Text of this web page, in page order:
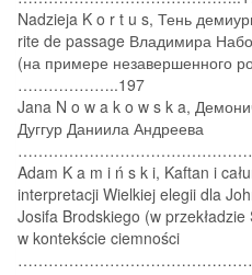
Nadzieja K o r t u s, Тень
rite de passage Владимира
(на примере незавершенного
………………..197
Jana N o w a k o w s k a,
Дуггур Даниила Андреева
Adam K a m i ń s k i, Kaftan i
interpretacji Wielkiej elegii dla
Josifa Brodskiego (w przekładzie
w kontekście ciemności